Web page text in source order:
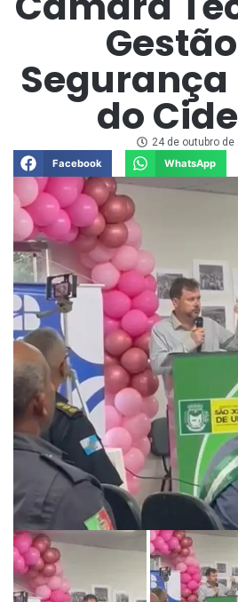
do
24 de outubro de
Facebook
WhatsApp